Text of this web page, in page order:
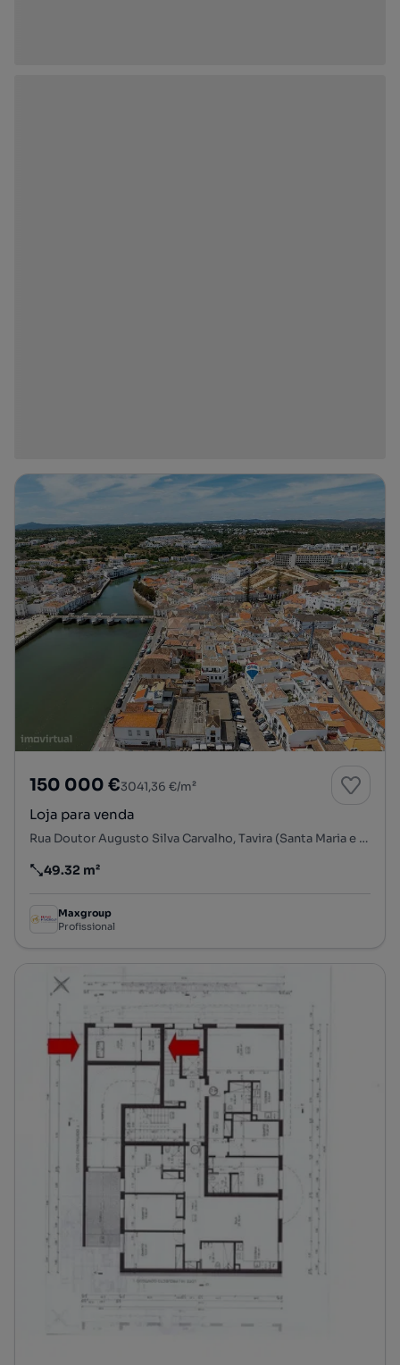
150 000 €3041,36 €/m²
Loja para venda
Rua Doutor Augusto Silva Carvalho, Tavira (Santa Maria e Santiago), Tavira, Faro
Preço por metro quadrado
49.32 m²
Maxgroup
Profissional